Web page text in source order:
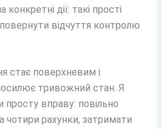
дії: такі прості
відчуття контролю
стає поверхневим і
тривожний стан. Я
просту вправу: повільно
чотири рахунки, затримати